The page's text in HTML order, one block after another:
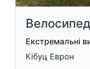
Екстремальні
Кібуц Еврон